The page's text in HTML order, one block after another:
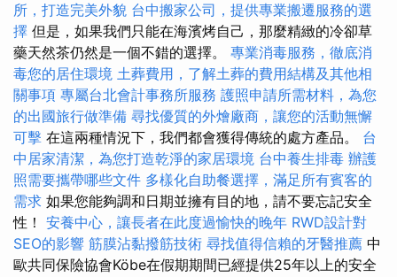
所，打造完美外貌 台中搬家公司，提供專業搬遷服務的選
擇 但是，如果我們只能在海濱烤自己，那麼精緻的冷卻草
藥天然茶仍然是一個不錯的選擇。 專業消毒服務，徹底消
毒您的居住環境 土葬費用，了解土葬的費用結構及其他相
關事項 專屬台北會計事務所服務 護照申請所需材料，為您
的出國旅行做準備 尋找優質的外燴廠商，讓您的活動無懈
可擊 在這兩種情況下，我們都會獲得傳統的處方產品。 台
中居家清潔，為您打造乾淨的家居環境 台中養生排毒 辦護
照需要攜帶哪些文件 多樣化自助餐選擇，滿足所有賓客的
需求 如果您能夠調和日期並擁有目的地，請不要忘記安全
性！ 安養中心，讓長者在此度過愉快的晚年 RWD設計對
SEO的影響 筋膜沾黏撥筋技術 尋找值得信賴的牙醫推薦 中
歐共同保險協會Köbe在假期期間已經提供25年以上的安全